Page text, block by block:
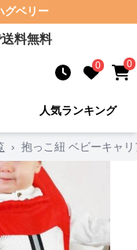
グベリー
料無料
0 0
人気ランキング
› 抱っこ紐 ベビーキャ